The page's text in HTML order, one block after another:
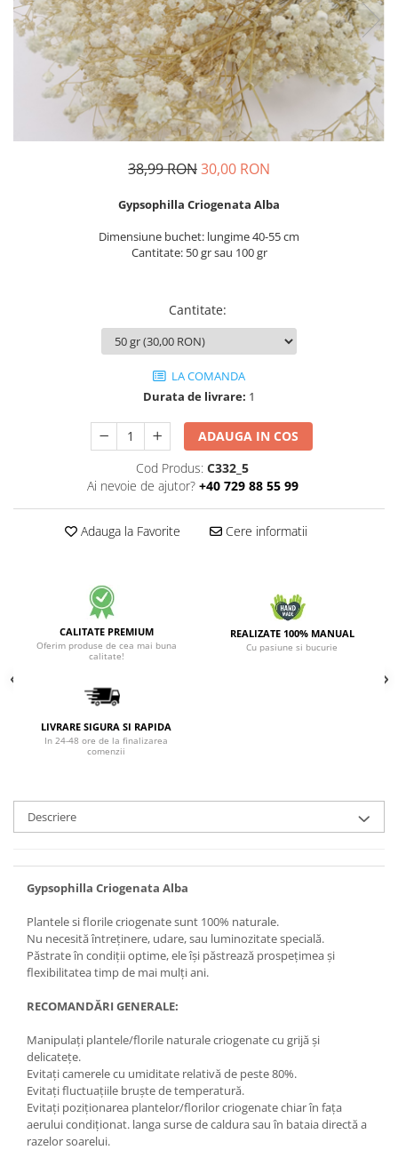
38,99 RON30,00 RON
Gypsophilla Criogenata Alba
Dimensiune buchet: lungime 40-55 cm
Cantitate: 50 gr sau 100 gr
Cantitate:
LA COMANDA
Durata de livrare: 1
ADAUGA IN COS
Cod Produs: C332_5
Ai nevoie de ajutor? +40 729 88 55 99
Adauga la Favorite Cere informatii
CALITATE PREMIUM
Oferim produse de cea mai buna
calitate!
REALIZATE 100% MANUAL
Cu pasiune si bucurie
LIVRARE SIGURA SI RAPIDA
In 24-48 ore de la finalizarea
comenzii
Descriere
Gypsophilla Criogenata Alba
Plantele si florile criogenate sunt 100% naturale.
Nu necesită întreținere, udare, sau luminozitate specială.
Păstrate în condiții optime, ele își păstrează prospețimea și
flexibilitatea timp de mai mulți ani.
RECOMANDĂRI GENERALE:
Manipulați plantele/florile naturale criogenate cu grijă și
delicatețe.
Evitați camerele cu umiditate relativă de peste 80%.
Evitați fluctuațiile bruște de temperatură.
Evitați poziționarea plantelor/florilor criogenate chiar în fața
aerului condiționat. langa surse de caldura sau în bataia directă a
razelor soarelui.